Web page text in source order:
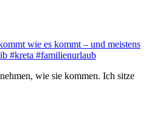
wie es kommt – und meistens
#kreta #familienurlaub
wie sie kommen. Ich sitze